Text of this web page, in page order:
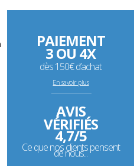
PAIEMENT
3 OU 4X
dès 150€ d’achat
En savoir plus
--------------------------------------------------------------------
AVIS
VÉRIFIÉS
4,7/5
Ce que nos clients pensent
de nous...